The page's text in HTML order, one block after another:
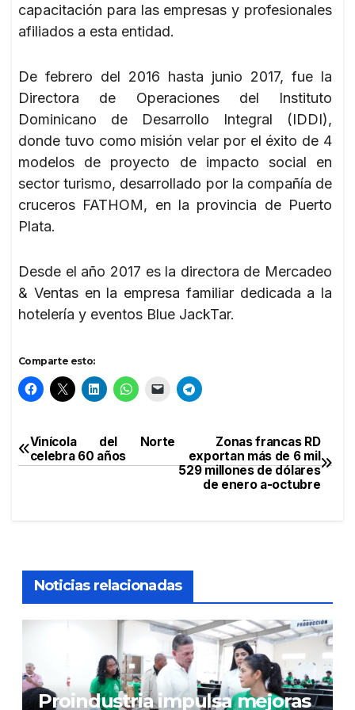
capacitación para las empresas y profesionales
afiliados a esta entidad.
De febrero del 2016 hasta junio 2017, fue la
Directora de Operaciones del Instituto
Dominicano de Desarrollo Integral (IDDI),
donde tuvo como misión velar por el éxito de 4
modelos de proyecto de impacto social en
sector turismo, desarrollado por la compañía de
cruceros FATHOM, en la provincia de Puerto
Plata.
Desde el año 2017 es la directora de Mercadeo
& Ventas en la empresa familiar dedicada a la
hotelería y eventos Blue JackTar.
Comparte esto:
Navegación
Zonas francas RD
exportan más de 6 mil
529 millones de dólares
de enero a-octubre
Vinícola del Norte
celebra 60 años
Noticias relacionadas
Proindustria impulsa mejoras